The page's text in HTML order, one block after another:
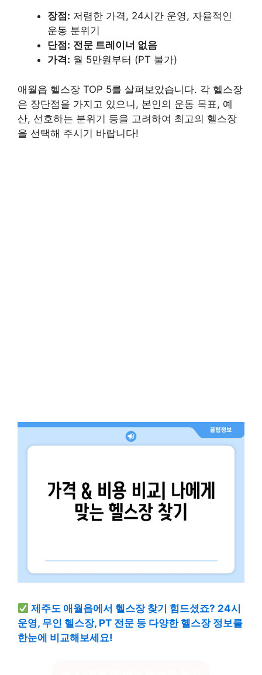
장점: 저렴한 가격, 24시간 운영, 자율적인
운동 분위기
단점: 전문 트레이너 없음
가격: 월 5만원부터 (PT 불가)
애월읍 헬스장 TOP 5를 살펴보았습니다. 각 헬스장
은 장단점을 가지고 있으니, 본인의 운동 목표, 예
산, 선호하는 분위기 등을 고려하여 최고의 헬스장
을 선택해 주시기 바랍니다!
제주도 애월읍에서 헬스장 찾기 힘드셨죠? 24시
운영, 무인 헬스장, PT 전문 등 다양한 헬스장 정보를
한눈에 비교해보세요!